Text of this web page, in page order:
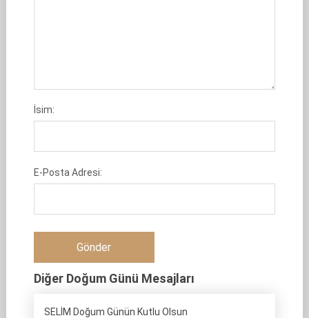
İsim:
E-Posta Adresi:
Diğer Doğum Günü Mesajları
SELİM Doğum Günün Kutlu Olsun